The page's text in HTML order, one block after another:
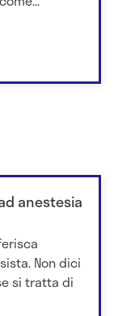
anestesia
Non dici
si tratta di